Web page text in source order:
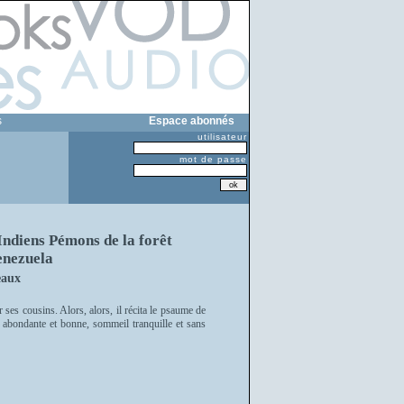
Espace abonnés
utilisateur
mot de passe
Pémons de la forêt
cousins. Alors, alors, il récita le psaume de
et bonne, sommeil tranquille et sans